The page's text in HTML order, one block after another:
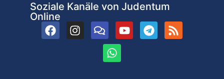
Soziale Kanäle von Judentum
Online